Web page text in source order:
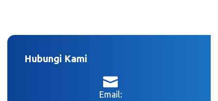
Hubungi Kami
Email: